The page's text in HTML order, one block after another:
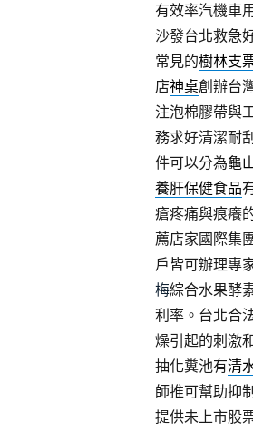
有效率汽機車
沙發台北救急
常見的樹林支
店神桌創辦台
注泡棉膠帶與
務求好清潔耐
件可以分為龜
養肝保健食品
瘡疼痛與痕癢
薦店家國際集
戶皆可辦理專
梅綜合水果酵
利率。台北合
燥引起的刺激
抽化糞池有清
師推可幫助抑
提供未上市股